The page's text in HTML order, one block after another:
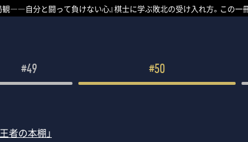
観――自分と闘って負けない心』棋士に学ぶ敗北の受け入れ方。この一
#49 #50
者の本棚」